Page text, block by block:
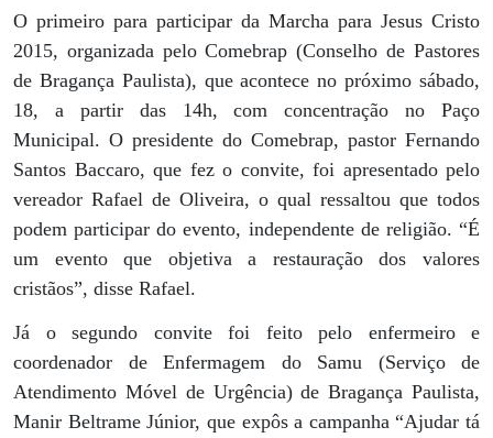
O primeiro para participar da Marcha para Jesus Cristo
2015, organizada pelo Comebrap (Conselho de Pastores
de Bragança Paulista), que acontece no próximo sábado,
18, a partir das 14h, com concentração no Paço
Municipal. O presidente do Comebrap, pastor Fernando
Santos Baccaro, que fez o convite, foi apresentado pelo
vereador Rafael de Oliveira, o qual ressaltou que todos
podem participar do evento, independente de religião. “É
um evento que objetiva a restauração dos valores
cristãos”, disse Rafael.
Já o segundo convite foi feito pelo enfermeiro e
coordenador de Enfermagem do Samu (Serviço de
Atendimento Móvel de Urgência) de Bragança Paulista,
Manir Beltrame Júnior, que expôs a campanha “Ajudar tá